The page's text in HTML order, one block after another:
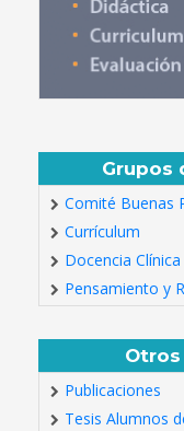
Grupos
Comité Buenas
Currículum
Docencia Clínica
Pensamiento y
Otros
Publicaciones
Tesis Alumnos